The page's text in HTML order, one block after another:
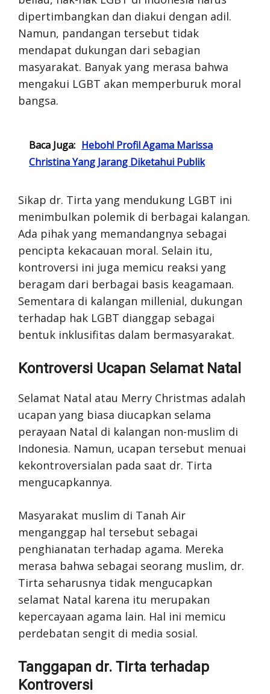
dipertimbangkan dan diakui dengan adil.
Namun, pandangan tersebut tidak
mendapat dukungan dari sebagian
masyarakat. Banyak yang merasa bahwa
mengakui LGBT akan memperburuk moral
bangsa.
Baca Juga: Heboh! Profil Agama Marissa
Christina Yang Jarang Diketahui Publik
Sikap dr. Tirta yang mendukung LGBT ini
menimbulkan polemik di berbagai kalangan.
Ada pihak yang memandangnya sebagai
pencipta kekacauan moral. Selain itu,
kontroversi ini juga memicu reaksi yang
beragam dari berbagai basis keagamaan.
Sementara di kalangan millenial, dukungan
terhadap hak LGBT dianggap sebagai
bentuk inklusifitas dalam bermasyarakat.
Kontroversi Ucapan Selamat Natal
Selamat Natal atau Merry Christmas adalah
ucapan yang biasa diucapkan selama
perayaan Natal di kalangan non-muslim di
Indonesia. Namun, ucapan tersebut menuai
kekontroversialan pada saat dr. Tirta
mengucapkannya.
Masyarakat muslim di Tanah Air
menganggap hal tersebut sebagai
penghianatan terhadap agama. Mereka
merasa bahwa sebagai seorang muslim, dr.
Tirta seharusnya tidak mengucapkan
selamat Natal karena itu merupakan
kepercayaan agama lain. Hal ini memicu
perdebatan sengit di media sosial.
Tanggapan dr. Tirta terhadap
Kontroversi